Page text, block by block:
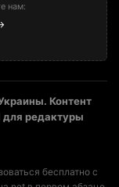
нам:
Контент
редактуры
бесплатно с